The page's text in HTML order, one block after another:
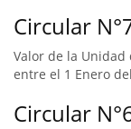
Circular
Valor de la Unidad
entre el 1 Enero
Circular